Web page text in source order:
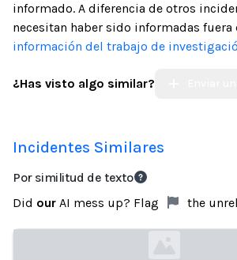
informado. A diferencia de otros
necesitan haber sido informadas fuera
información del trabajo de
¿Has visto algo similar?
Incidentes Similares
Por similitud de texto
Did our AI mess up? Flag the